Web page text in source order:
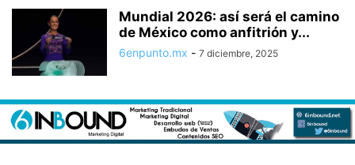
Mundial 2026: así será el camino
de México como anfitrión y...
6enpunto.mx - 7 diciembre, 2025